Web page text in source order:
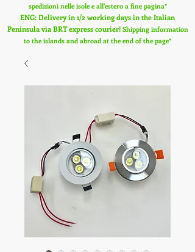
spedizioni nelle isole e all'estero a fine pagina*
ENG: Delivery in 1/2 working days in the Italian
Peninsula via BRT express courier! Shipping information
to the islands and abroad at the end of the page*